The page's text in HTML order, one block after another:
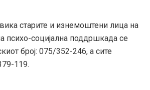
старите и изнемоштени лица на
психо-социјална поддршкада се
број: 075/352-246, а сите
119.